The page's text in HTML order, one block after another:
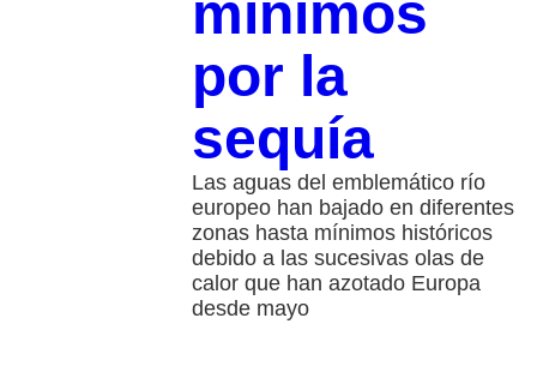
mínimos
por la
sequía
Las aguas del emblemático río
europeo han bajado en diferentes
zonas hasta mínimos históricos
debido a las sucesivas olas de
calor que han azotado Europa
desde mayo